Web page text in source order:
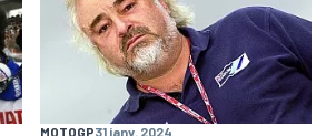
MOTOGP31 janv. 2024